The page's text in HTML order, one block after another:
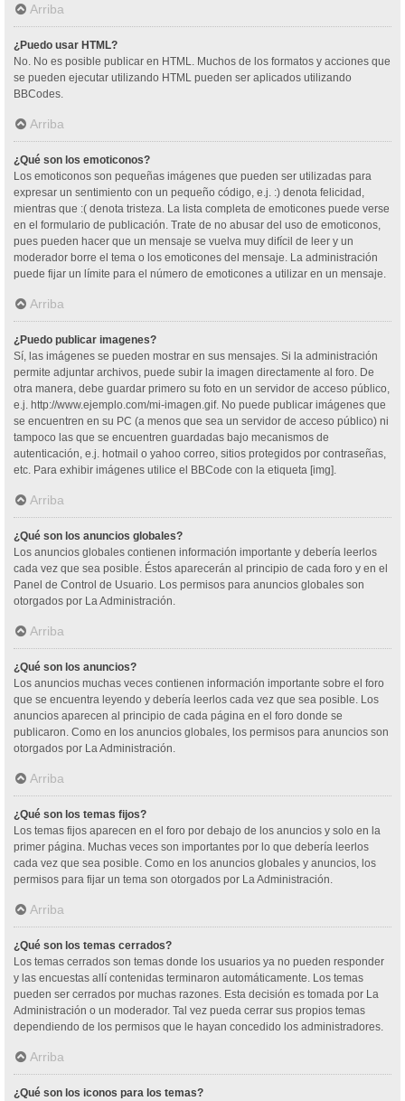
Arriba
¿Puedo usar HTML?
No. No es posible publicar en HTML. Muchos de los formatos y acciones que
se pueden ejecutar utilizando HTML pueden ser aplicados utilizando
BBCodes.
Arriba
¿Qué son los emoticonos?
Los emoticonos son pequeñas imágenes que pueden ser utilizadas para
expresar un sentimiento con un pequeño código, e.j. :) denota felicidad,
mientras que :( denota tristeza. La lista completa de emoticones puede verse
en el formulario de publicación. Trate de no abusar del uso de emoticonos,
pues pueden hacer que un mensaje se vuelva muy difícil de leer y un
moderador borre el tema o los emoticones del mensaje. La administración
puede fijar un límite para el número de emoticones a utilizar en un mensaje.
Arriba
¿Puedo publicar imagenes?
Sí, las imágenes se pueden mostrar en sus mensajes. Si la administración
permite adjuntar archivos, puede subir la imagen directamente al foro. De
otra manera, debe guardar primero su foto en un servidor de acceso público,
e.j. http://www.ejemplo.com/mi-imagen.gif. No puede publicar imágenes que
se encuentren en su PC (a menos que sea un servidor de acceso público) ni
tampoco las que se encuentren guardadas bajo mecanismos de
autenticación, e.j. hotmail o yahoo correo, sitios protegidos por contraseñas,
etc. Para exhibir imágenes utilice el BBCode con la etiqueta [img].
Arriba
¿Qué son los anuncios globales?
Los anuncios globales contienen información importante y debería leerlos
cada vez que sea posible. Éstos aparecerán al principio de cada foro y en el
Panel de Control de Usuario. Los permisos para anuncios globales son
otorgados por La Administración.
Arriba
¿Qué son los anuncios?
Los anuncios muchas veces contienen información importante sobre el foro
que se encuentra leyendo y debería leerlos cada vez que sea posible. Los
anuncios aparecen al principio de cada página en el foro donde se
publicaron. Como en los anuncios globales, los permisos para anuncios son
otorgados por La Administración.
Arriba
¿Qué son los temas fijos?
Los temas fijos aparecen en el foro por debajo de los anuncios y solo en la
primer página. Muchas veces son importantes por lo que debería leerlos
cada vez que sea posible. Como en los anuncios globales y anuncios, los
permisos para fijar un tema son otorgados por La Administración.
Arriba
¿Qué son los temas cerrados?
Los temas cerrados son temas donde los usuarios ya no pueden responder
y las encuestas allí contenidas terminaron automáticamente. Los temas
pueden ser cerrados por muchas razones. Esta decisión es tomada por La
Administración o un moderador. Tal vez pueda cerrar sus propios temas
dependiendo de los permisos que le hayan concedido los administradores.
Arriba
¿Qué son los iconos para los temas?